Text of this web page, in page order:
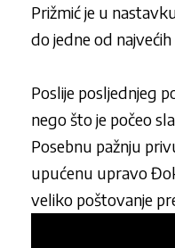
Prižmić je u
do jedne od
Poslije posljednjeg
nego što je počeo
Posebnu pažnju
upućenu upravo
veliko poštovanje